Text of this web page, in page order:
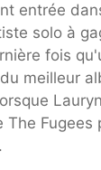
entrée
solo à
fois
meilleur
The Fugees
.